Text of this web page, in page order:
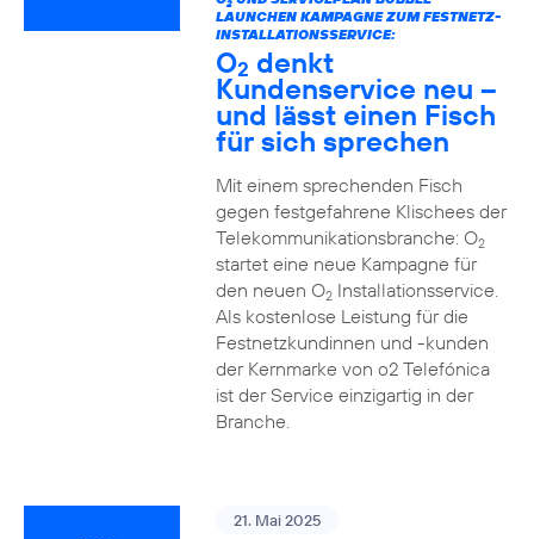
2
LAUNCHEN KAMPAGNE ZUM FESTNETZ-
INSTALLATIONSSERVICE:
O2 denkt
Kundenservice neu –
und lässt einen Fisch
für sich sprechen
Mit einem sprechenden Fisch
gegen festgefahrene Klischees der
Telekommunikationsbranche: O2
startet eine neue Kampagne für
den neuen O2Installationsservice.
Als kostenlose Leistung für die
Festnetzkundinnen und -kunden
der Kernmarke von o2 Telefónica
ist der Service einzigartig in der
Branche.
21. Mai 2025